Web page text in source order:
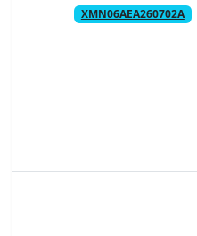
XMN06AEA260702A